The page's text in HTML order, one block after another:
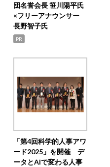
団名誉会長 笹川陽平氏
×フリーアナウンサー
長野智子氏
PR
「第4回科学的人事アワ
ード2025」を開催 デ
ータとAIで変わる人事